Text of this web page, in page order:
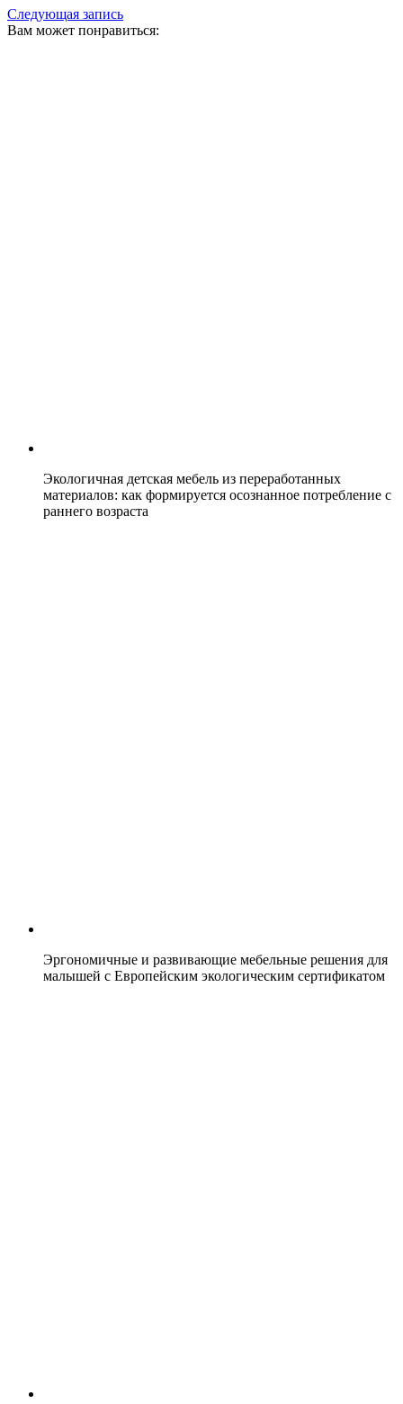
Следующая запись
Вам может понравиться:
Экологичная детская мебель из переработанных
материалов: как формируется осознанное потребление с
раннего возраста
Эргономичные и развивающие мебельные решения для
малышей с Европейским экологическим сертификатом